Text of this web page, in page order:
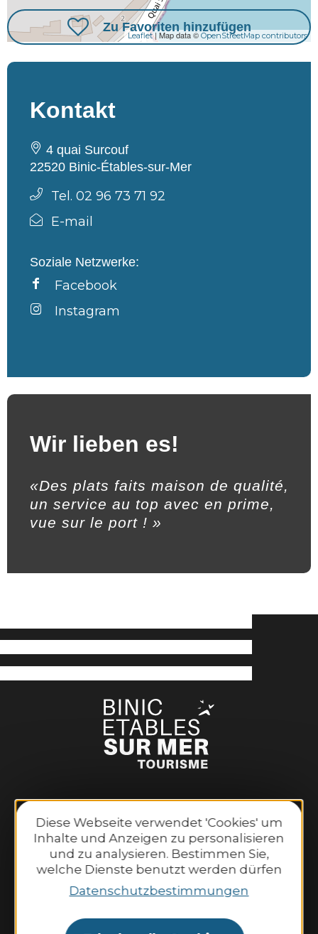
Diese Webseite verwendet 'Cookies' um
Inhalte und Anzeigen zu personalisieren
und zu analysieren. Bestimmen Sie,
welche Dienste benutzt werden dürfen
Datenschutzbestimmungen
Leaflet| Map data ©OpenStreetMap contributors
Zu Favoriten hinzufügen
Kontakt
4 quai Surcouf
22520 Binic-Étables-sur-Mer
Tel. 02 96 73 71 92
E-mail
Soziale Netzwerke:
Facebook
Instagram
Wir lieben es!
«Des plats faits maison de qualité,
un service au top avec en prime,
vue sur le port ! »
Binic-Etables-sur-Mer Tourismus
6 Place Le Pomellec
22520 Binic-Etables sur Mer
Tel. 02 96 73 60 12
Öffnungszeiten:
9:30–13:00 Uhr und 14:00–18:30 Uhr.